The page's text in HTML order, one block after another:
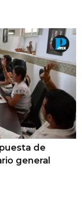
de
general